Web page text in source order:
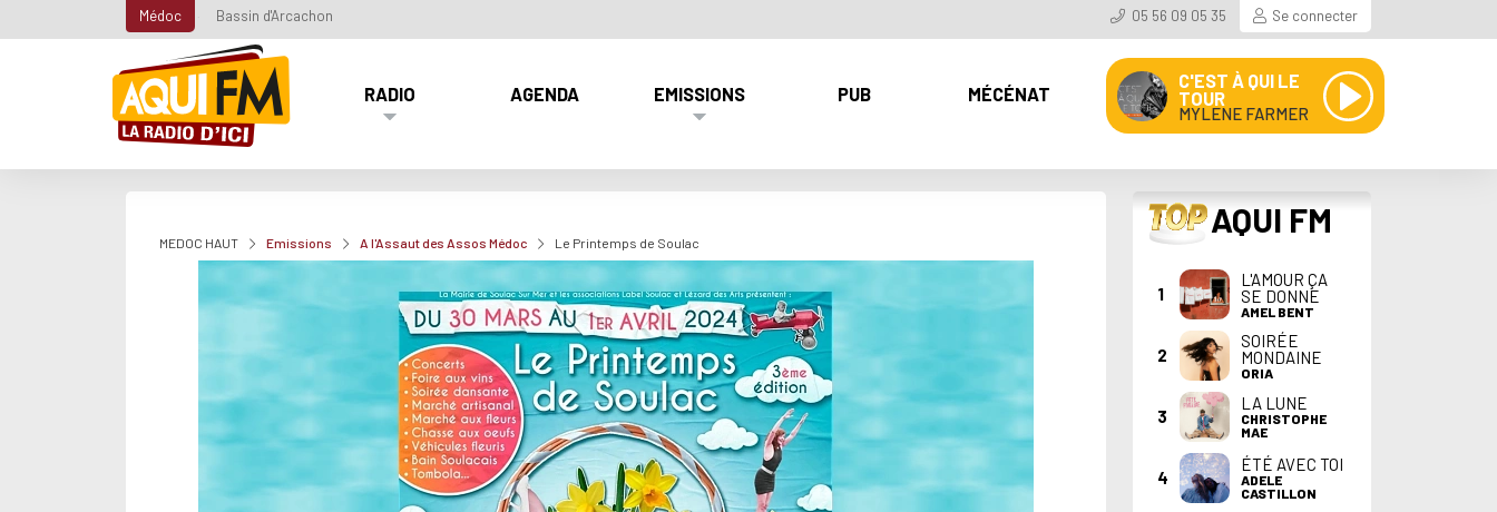
Médoc Bassin d'Arcachon 05 56 09 05 35 Se connecter
RADIO AGENDA EMISSIONS PUB MÉCÉNAT
C'EST À QUI LE
TOUR
MYLENE FARMER
MEDOC HAUT Emissions A l'Assaut des Assos Médoc Le Printemps de Soulac
TOP AQUI FM
1
L'AMOUR ÇA
SE DONNE
AMEL BENT
2
SOIRÉE
MONDAINE
ORIA
3
LA LUNE
CHRISTOPHE
MAE
4
ÉTÉ AVEC TOI
ADELE
CASTILLON